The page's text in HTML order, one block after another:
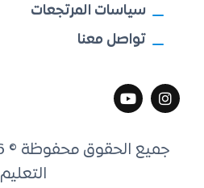
سياسات المرتجعات
تواصل معنا
التعليم